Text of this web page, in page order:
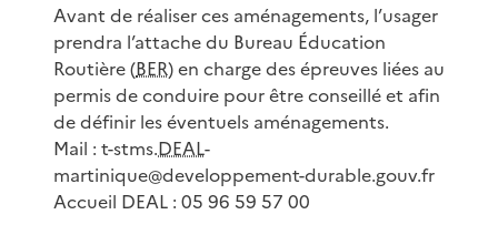
Avant de réaliser ces aménagements, l’usager
prendra l’attache du Bureau Éducation
Routière (BER) en charge des épreuves liées au
permis de conduire pour être conseillé et afin
de définir les éventuels aménagements.
Mail : t-stms.DEAL-
martinique@developpement-durable.gouv.fr
Accueil DEAL : 05 96 59 57 00